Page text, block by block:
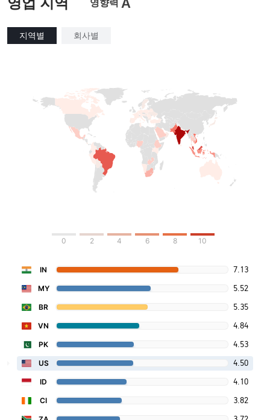
영향력
지역별 회사별
0 2 4 6 8 10
IN 7.13
MY 5.52
BR 5.35
VN 4.84
PK 4.53
US 4.50
ID 4.10
CI 3.82